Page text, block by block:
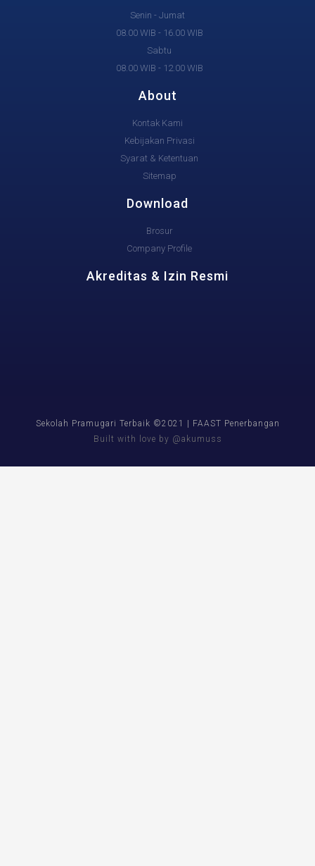
Senin - Jumat
08.00 WIB - 16.00 WIB
Sabtu
08.00 WIB - 12.00 WIB
About
Kontak Kami
Kebijakan Privasi
Syarat & Ketentuan
Sitemap
Download
Brosur
Company Profile
Akreditas & Izin Resmi
Sekolah Pramugari Terbaik ©2021 | FAAST Penerbangan
Built with love by @akumuss